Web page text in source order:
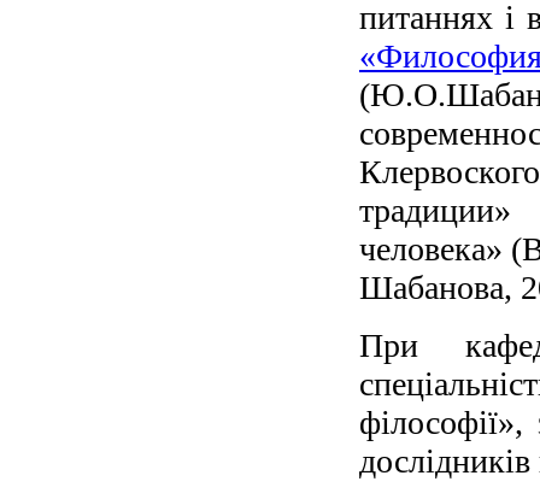
питаннях і
человека»
Шабанова,
При
дослідників